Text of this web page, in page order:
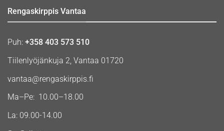
Rengaskirppis Vantaa
Puh: +358 403 573 510
Tiilenlyöjänkuja 2, Vantaa 01720
vantaa@rengaskirppis.fi
Ma–Pe: 10.00–18.00
La: 09.00-14.00